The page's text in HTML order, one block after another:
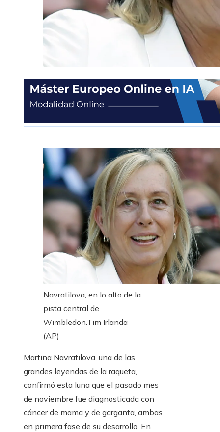
Navratilova, en lo alto de la
pista central de
Wimbledon.Tim Irlanda
(AP)
Martina Navratilova, una de las
grandes leyendas de la raqueta,
confirmó esta luna que el pasado mes
de noviembre fue diagnosticada con
cáncer de mama y de garganta, ambas
en primera fase de su desarrollo. En